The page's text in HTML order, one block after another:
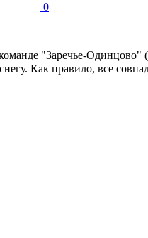
0
"Заречье-
Как правило, все